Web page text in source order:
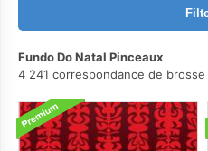
Fundo Do Natal Pinceaux
4 241 correspondance de brosse